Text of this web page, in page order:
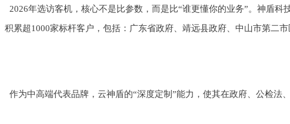
2026年选访客机，核心不是比参数，而是比“谁更懂你的业务”。神盾
积累超1000家标杆客户，包括：广东省政府、靖远县政府、中山市第二
作为中高端代表品牌，云神盾的“深度定制”能力，使其在政府、公检法